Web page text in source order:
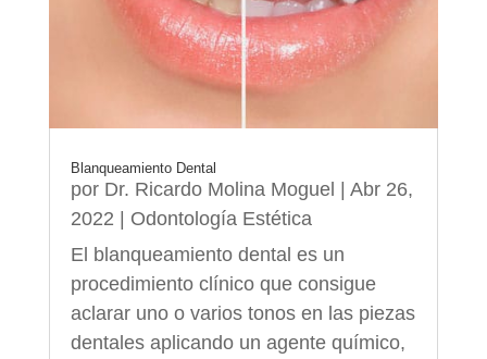
Blanqueamiento Dental
por Dr. Ricardo Molina Moguel | Abr 26,
2022 | Odontología Estética
El blanqueamiento dental es un
procedimiento clínico que consigue
aclarar uno o varios tonos en las piezas
dentales aplicando un agente químico,